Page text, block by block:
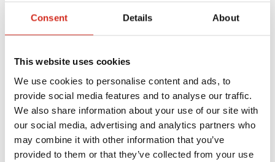
Consent Details About
This website uses cookies
We use cookies to personalise content and ads, to
provide social media features and to analyse our traffic.
We also share information about your use of our site with
our social media, advertising and analytics partners who
may combine it with other information that you’ve
provided to them or that they’ve collected from your use